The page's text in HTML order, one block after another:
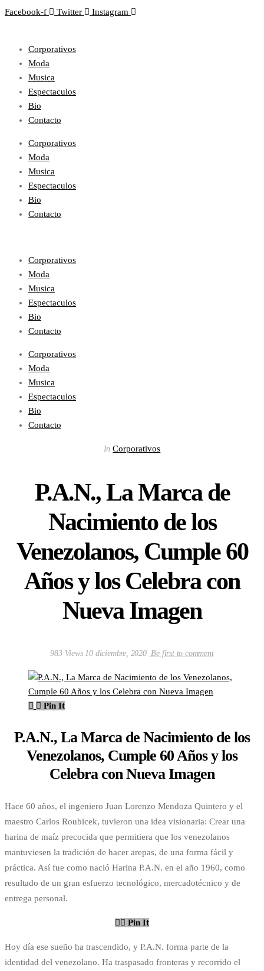
Facebook-f Twitter Instagram
Corporativos
Moda
Musica
Espectaculos
Bio
Contacto
Corporativos
Moda
Musica
Espectaculos
Bio
Contacto
Corporativos
Moda
Musica
Espectaculos
Bio
Contacto
Corporativos
Moda
Musica
Espectaculos
Bio
Contacto
In Corporativos
P.A.N., La Marca de
Nacimiento de los
Venezolanos, Cumple 60
Años y los Celebra con
Nueva Imagen
983 Views 10 diciembre, 2020 Be first to comment
Pin It
P.A.N., La Marca de Nacimiento de los
Venezolanos, Cumple 60 Años y los
Celebra con Nueva Imagen
Hace 60 años, el ingeniero Juan Lorenzo Mendoza Quintero y el
maestro Carlos Roubicek, tuvieron una idea visionaria: Crear una
harina de maíz precocida que permitiera que los venezolanos
mantuviesen la tradición de hacer arepas, de una forma fácil y
práctica. Así fue como nació Harina P.A.N. en el año 1960, como
resultado de un gran esfuerzo tecnológico, mercadotécnico y de
entrega personal.
Pin It
Hoy día ese sueño ha trascendido, y P.A.N. forma parte de la
identidad del venezolano. Ha traspasado fronteras y recorrido el